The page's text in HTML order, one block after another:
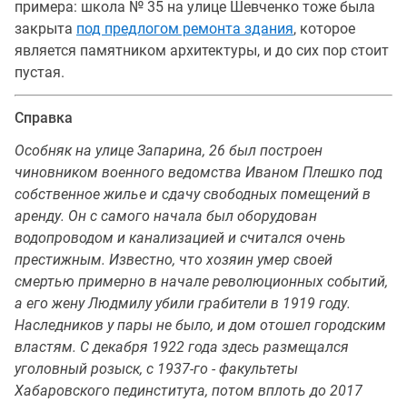
примера: школа № 35 на улице Шевченко тоже была
закрыта под предлогом ремонта здания, которое
является памятником архитектуры, и до сих пор стоит
пустая.
Справка
Особняк на улице Запарина, 26 был построен
чиновником военного ведомства Иваном Плешко под
собственное жилье и сдачу свободных помещений в
аренду. Он с самого начала был оборудован
водопроводом и канализацией и считался очень
престижным. Известно, что хозяин умер своей
смертью примерно в начале революционных событий,
а его жену Людмилу убили грабители в 1919 году.
Наследников у пары не было, и дом отошел городским
властям. С декабря 1922 года здесь размещался
уголовный розыск, с 1937-го - факультеты
Хабаровского пединститута, потом вплоть до 2017